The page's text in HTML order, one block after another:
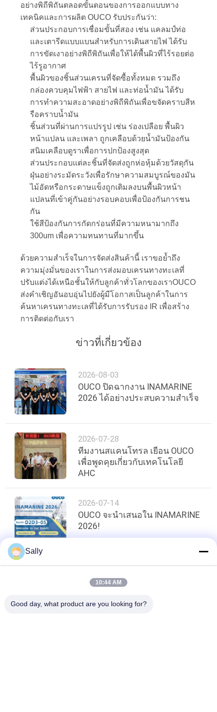
อย่างพิถีพิถันตลอดขั้นตอนของการออกแบบทาง
เทคนิคและการผลิต OUCO รับประกันว่า:
ส่วนประกอบการเชื่อมขั้นที่สอง เช่น แคลมป์ท่อ
และเตารีดแบบแบนสำหรับการเดินสายไฟ ได้รับ
การขัดเงาอย่างพิถีพิถันเพื่อให้ได้พื้นผิวที่ไร้รอยต่อ
ไร้รูอากาศ
พื้นผิวของชิ้นส่วนเครนที่จัดซื้อทั้งหมด รวมถึง
กล่องควบคุมไฟฟ้า สายไฟ และท่อน้ำมัน ได้รับ
การทำความสะอาดอย่างพิถีพิถันเพื่อขจัดคราบสีห
รือคราบน้ำมัน
ชิ้นส่วนที่ผ่านการแปรรูป เช่น ร่องเปลือย พื้นผิว
หน้าแปลน และเพลา ถูกเคลือบด้วยน้ำมันป้องกัน
สนิมเคลือบดูราเพื่อการปกป้องสูงสุด
ส่วนประกอบแต่ละชิ้นที่จัดส่งถูกห่อหุ้มด้วยวัสดุกัน
ฝุ่นอย่างระมัดระวังเพื่อรักษาความสมบูรณ์ของมัน
ไม้อัดหรือกระดาษแข็งถูกเติมลงบนพื้นผิวหน้า
แปลนที่เข้าคู่กันอย่างรอบคอบเพื่อป้องกันการชน
กัน
ใช้สีป้องกันการกัดกร่อนที่มีความหนามากถึง
300um เพื่อความทนทานที่มากขึ้น
ด้วยความสำเร็จในการจัดส่งสินค้านี้ เราขอย้ำถึง
ความมุ่งมั่นของเราในการส่งมอบเครนทางทะเลที่
ปรับแต่งได้เหนือชั้นให้กับลูกค้าทั่วโลกของเราOUCO
ส่งคำเชิญอันอบอุ่นไปยังผู้มีโอกาสเป็นลูกค้าในการ
ค้นหาเครนทางทะเลที่ได้รับการรับรอง IR เพื่อสร้าง
การติดต่อกับเรา
ข่าวที่เกี่ยวข้อง
2026-08-03
OUCO ปิดฉากงาน INAMARINE
2026 ได้อย่างประสบความสำเร็จ
2026-07-28
ทีมงานสแคนโทรล เยือน OUCO
เพื่อพูดคุยเกี่ยวกับเทคโนโลยี
AHC
2026-07-14
OUCO จะนําเสนอใน INAMARINE
2026!
ด้านบน
Sally
10:44 AM
Good day, what product are you looking for?